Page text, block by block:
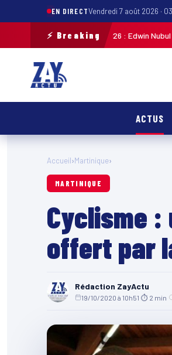
EN DIRECTVendredi 7 août 2026 ·
⚡ Breaking
Guadeloupe 2026 : Edwin Nubul décroche
ACTUS
Accueil›Martinique›
MARTINIQUE
Cyclisme :
offert par
Rédaction ZayActu
19/10/2020 à 10h51 ⏱ 2 min